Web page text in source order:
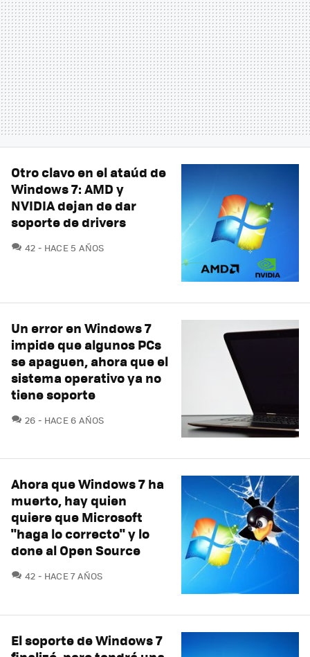
Otro clavo en el ataúd de
Windows 7: AMD y
NVIDIA dejan de dar
soporte de drivers
42 COMENTARIOS
HACE 5 AÑOS
Un error en Windows 7
impide que algunos PCs
se apaguen, ahora que el
sistema operativo ya no
tiene soporte
26 COMENTARIOS
HACE 6 AÑOS
Ahora que Windows 7 ha
muerto, hay quien
quiere que Microsoft
"haga lo correcto" y lo
done al Open Source
42 COMENTARIOS
HACE 7 AÑOS
El soporte de Windows 7